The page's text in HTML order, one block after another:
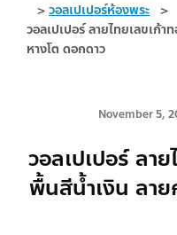
>วอลเปเปอร์ห้องพระ >
วอลเปเปอร์ ลายไทยเลขเก้
หางโต ดอกดาว
November 5,
วอลเปเปอร์ ลา
พื้นสีน้ำเงิน ลาย